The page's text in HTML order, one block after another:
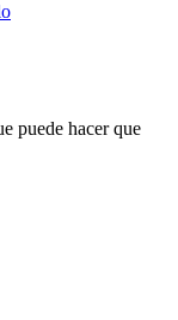
puede hacer que